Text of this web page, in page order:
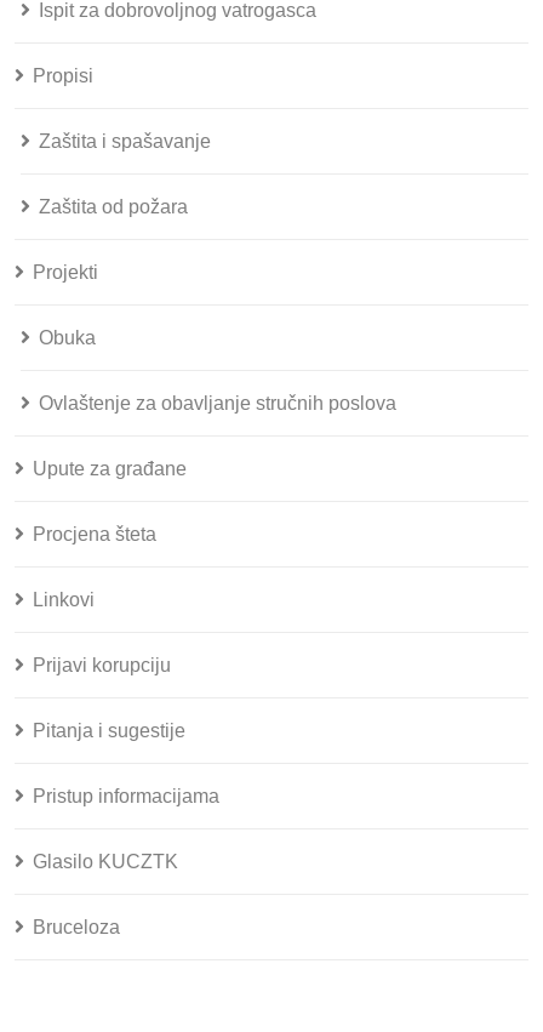
Ispit za dobrovoljnog vatrogasca
Propisi
Zaštita i spašavanje
Zaštita od požara
Projekti
Obuka
Ovlaštenje za obavljanje stručnih poslova
Upute za građane
Procjena šteta
Linkovi
Prijavi korupciju
Pitanja i sugestije
Pristup informacijama
Glasilo KUCZTK
Bruceloza